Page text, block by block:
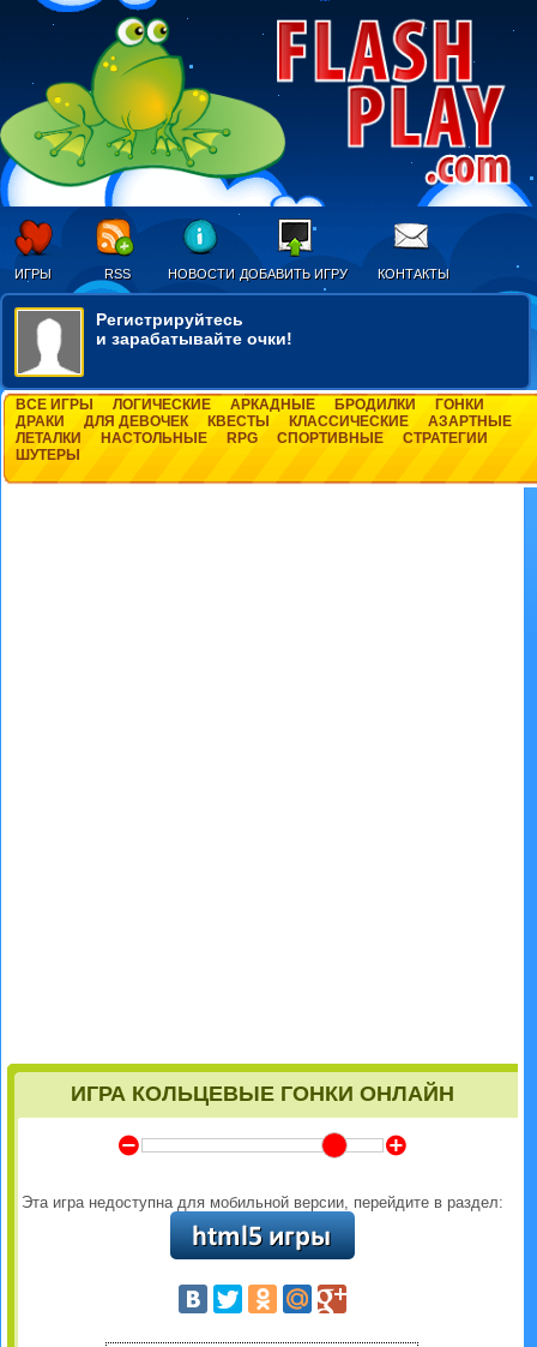
ИГРЫ RSS НОВОСТИ ДОБАВИТЬ ИГРУ КОНТАКТЫ
Регистрируйтесь
и зарабатывайте очки!
ВСЕ ИГРЫ ЛОГИЧЕСКИЕ АРКАДНЫЕ БРОДИЛКИ
ГОНКИ
ДРАКИ
ДЛЯ ДЕВОЧЕК КВЕСТЫ КЛАССИЧЕСКИЕ
АЗАРТНЫЕ
ЛЕТАЛКИ
НАСТОЛЬНЫЕ RPG СПОРТИВНЫЕ
СТРАТЕГИИ
ШУТЕРЫ
ИГРА КОЛЬЦЕВЫЕ ГОНКИ ОНЛАЙН
Y Z
Эта игра недоступна для мобильной версии, перейдите в раздел: